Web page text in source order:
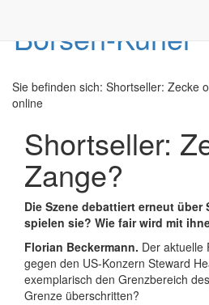
Sie befinden sich: Shortseller: Zecke
online
Shortseller:
Zange?
Die Szene debattiert erneut über
spielen sie? Wie fair wird mit
Florian Beckermann. Der aktuelle
gegen den US-Konzern Steward
exemplarisch den Grenzbereich
Grenze überschritten?